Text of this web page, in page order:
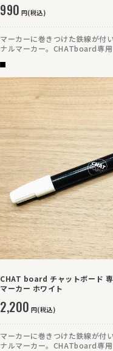
990 円(税込)
マーカーに巻きつけた鉄線が付
ナルマーカー。CHATboard専
CHAT board チャットボード
マーカー ホワイト
2,200 円(税込)
マーカーに巻きつけた鉄線が付
ナルマーカー。CHATboard専